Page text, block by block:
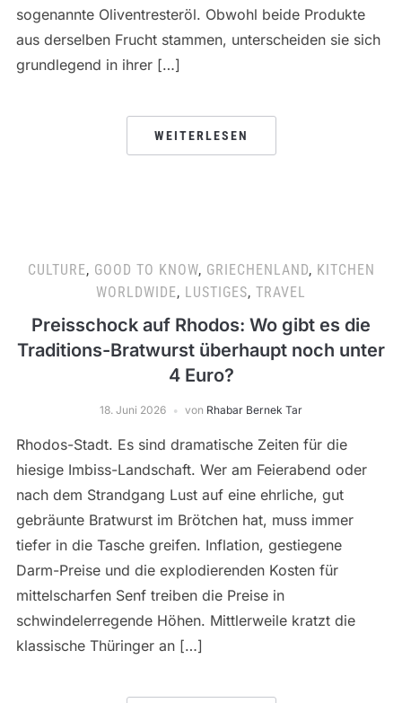
sogenannte Oliventresteröl. Obwohl beide Produkte
aus derselben Frucht stammen, unterscheiden sie sich
grundlegend in ihrer […]
WEITERLESEN
CULTURE, GOOD TO KNOW, GRIECHENLAND, KITCHEN
WORLDWIDE, LUSTIGES, TRAVEL
Preisschock auf Rhodos: Wo gibt es die
Traditions-Bratwurst überhaupt noch unter
4 Euro?
18. Juni 2026 von Rhabar Bernek Tar
Rhodos-Stadt. Es sind dramatische Zeiten für die
hiesige Imbiss-Landschaft. Wer am Feierabend oder
nach dem Strandgang Lust auf eine ehrliche, gut
gebräunte Bratwurst im Brötchen hat, muss immer
tiefer in die Tasche greifen. Inflation, gestiegene
Darm-Preise und die explodierenden Kosten für
mittelscharfen Senf treiben die Preise in
schwindelerregende Höhen. Mittlerweile kratzt die
klassische Thüringer an […]